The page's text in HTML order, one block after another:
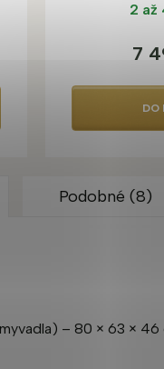
2 až
7
DO
Podobné (8)
– 80 × 63 × 46